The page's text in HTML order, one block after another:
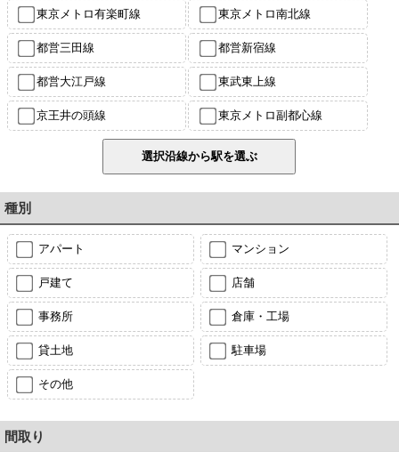
東京メトロ有楽町線 東京メトロ南北線
都営三田線 都営新宿線
都営大江戸線 東武東上線
京王井の頭線 東京メトロ副都心線
種別
アパート マンション
戸建て 店舗
事務所 倉庫・工場
貸土地 駐車場
その他
間取り